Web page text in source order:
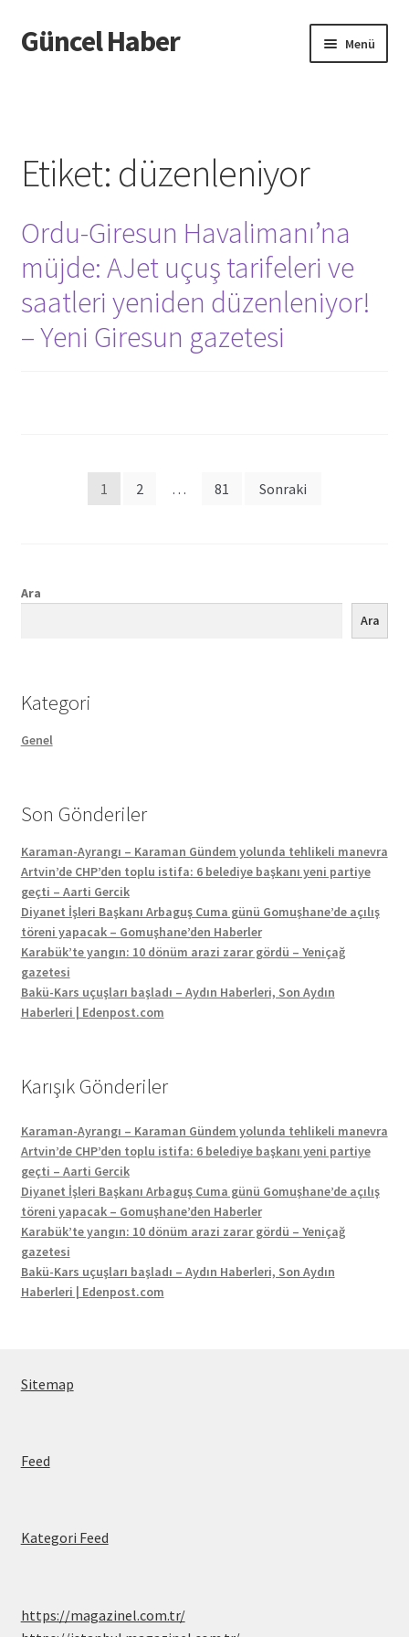
Dolaşıma
geç
İçeriğe
geç
Güncel Haber Menü
Etiket: düzenleniyor
Ordu-Giresun Havalimanı’na
müjde: AJet uçuş tarifeleri ve
saatleri yeniden düzenleniyor!
– Yeni Giresun gazetesi
1 2 … 81 Sonraki
Ara
Ara
Kategori
Genel
Son Gönderiler
Karaman-Ayrangı – Karaman Gündem yolunda tehlikeli manevra
Artvin’de CHP’den toplu istifa: 6 belediye başkanı yeni partiye
geçti – Aarti Gercik
Diyanet İşleri Başkanı Arbaguş Cuma günü Gomuşhane’de açılış
töreni yapacak – Gomuşhane’den Haberler
Karabük’te yangın: 10 dönüm arazi zarar gördü – Yeniçağ
gazetesi
Bakü-Kars uçuşları başladı – Aydın Haberleri, Son Aydın
Haberleri | Edenpost.com
Karışık Gönderiler
Karaman-Ayrangı – Karaman Gündem yolunda tehlikeli manevra
Artvin’de CHP’den toplu istifa: 6 belediye başkanı yeni partiye
geçti – Aarti Gercik
Diyanet İşleri Başkanı Arbaguş Cuma günü Gomuşhane’de açılış
töreni yapacak – Gomuşhane’den Haberler
Karabük’te yangın: 10 dönüm arazi zarar gördü – Yeniçağ
gazetesi
Bakü-Kars uçuşları başladı – Aydın Haberleri, Son Aydın
Haberleri | Edenpost.com
Sitemap
Feed
Kategori Feed
https://magazinel.com.tr/